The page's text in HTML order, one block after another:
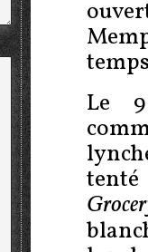
Le